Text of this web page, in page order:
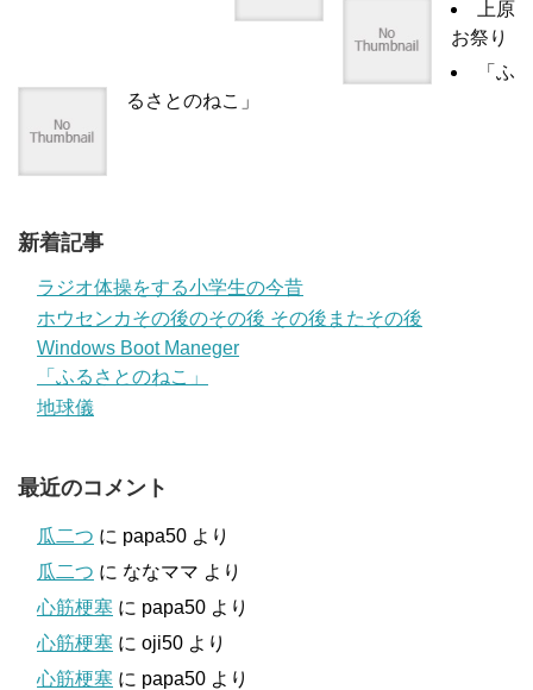
上原
お祭り
「ふ
るさとのねこ」
新着記事
ラジオ体操をする小学生の今昔
ホウセンカその後のその後 その後またその後
Windows Boot Maneger
「ふるさとのねこ」
地球儀
最近のコメント
瓜二つ に papa50 より
瓜二つ に ななママ より
心筋梗塞 に papa50 より
心筋梗塞 に oji50 より
心筋梗塞 に papa50 より